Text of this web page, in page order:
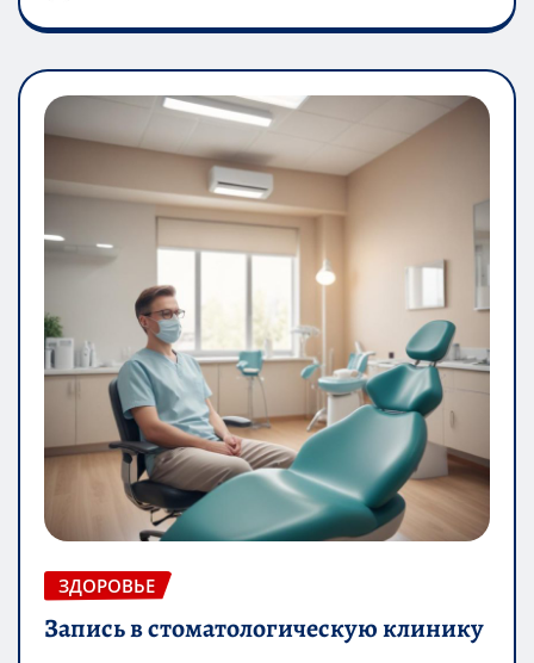
ЗДОРОВЬЕ
Запись в стоматологическую клинику